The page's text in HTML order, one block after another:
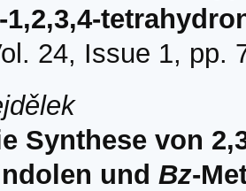
24, Issue 1, pp.
Synthese von
und Bz-